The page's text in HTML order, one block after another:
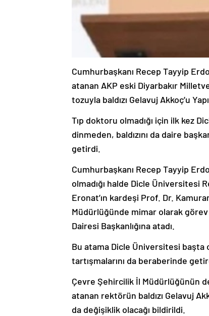
Cumhurbaşkanı Recep Tayyip
atanan AKP eski Diyarbakır
tozuyla baldızı Gelavuj Akkoç’u
Tıp doktoru olmadığı için ilk kez
dinmeden, baldızını da daire
getirdi.
Cumhurbaşkanı Recep Tayyip
olmadığı halde Dicle Üniversitesi
Eronat’ın kardeşi Prof. Dr.
Müdürlüğünde mimar olarak görev
Dairesi Başkanlığına atadı.
Bu atama Dicle Üniversitesi
tartışmalarını da beraberinde
Çevre Şehircilik İl Müdürlüğünün
atanan rektörün baldızı Gelavuj
da değişiklik olacağı bildirildi.